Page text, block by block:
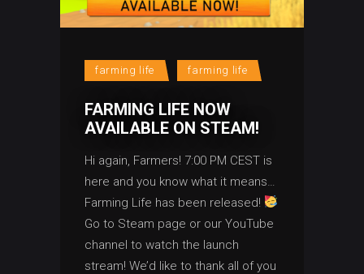
farming life farming life
FARMING LIFE NOW
AVAILABLE ON STEAM!
Hi again, Farmers! 7:00 PM CEST is
here and you know what it means…
Farming Life has been released!
Go to Steam page or our YouTube
channel to watch the launch
stream! We’d like to thank all of you